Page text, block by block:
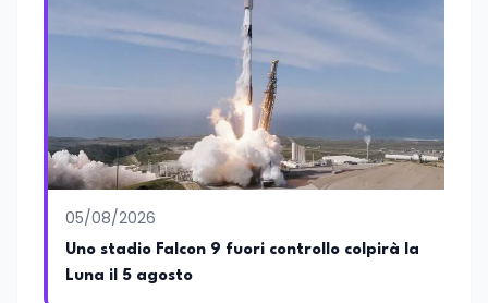
05/08/2026
Uno stadio Falcon 9 fuori controllo colpirà la
Luna il 5 agosto